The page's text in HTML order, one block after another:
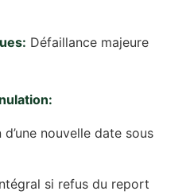
Défaillance majeure
nouvelle date sous
si refus du report